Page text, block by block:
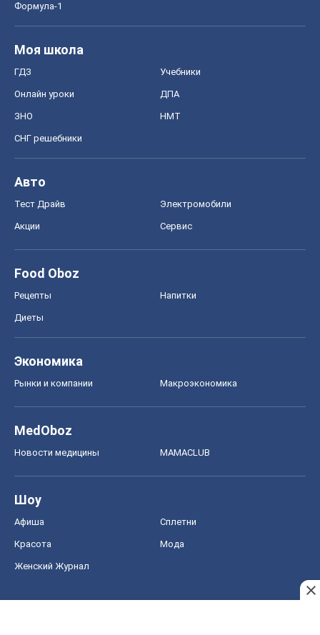
Формула-1
Моя школа
ГДЗ Учебники
Онлайн уроки ДПА
ЗНО НМТ
СНГ решебники
Авто
Тест Драйв Электромобили
Акции Сервис
Food Oboz
Рецепты Напитки
Диеты
Экономика
Рынки и компании Mакроэкономика
MedOboz
Новости медицины MAMACLUB
Шоу
Афиша Сплетни
Красота Мода
Женский Журнал